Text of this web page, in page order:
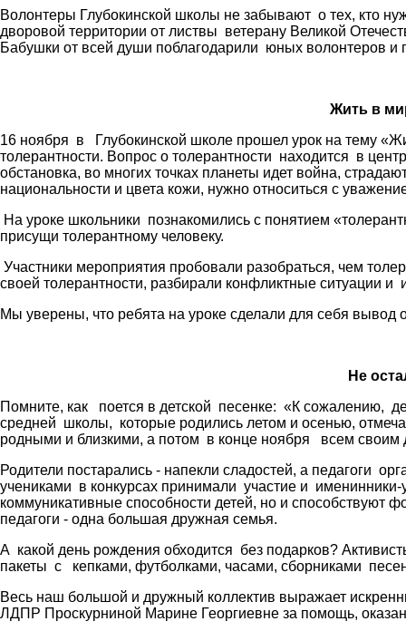
Волонтеры Глубокинской школы не забывают о тех, кто
дворовой территории от листвы ветерану Великой
Бабушки от всей души поблагодарили юных волонтеров
Жить в
16 ноября в Глубокинской школе прошел урок на тему
толерантности. Вопрос о толерантности находится в
обстановка, во многих точках планеты идет война,
национальности и цвета кожи, нужно относиться с
На уроке школьники познакомились с понятием
присущи толерантному человеку.
Участники мероприятия пробовали разобраться, чем
своей толерантности, разбирали конфликтные ситуации
Мы уверены, что ребята на уроке сделали для себя вывод
Не
Помните, как поется в детской песенке: «К сожалению,
средней школы, которые родились летом и осенью,
родными и близкими, а потом в конце ноября всем своим
Родители постарались - напекли сладостей, а педагоги
учениками в конкурсах принимали участие и
коммуникативные способности детей, но и способствуют
педагоги - одна большая дружная семья.
А какой день рождения обходится без подарков?
пакеты с кепками, футболками, часами, сборниками
Весь наш большой и дружный коллектив выражает
ЛДПР Проскурниной Марине Георгиевне за помощь,